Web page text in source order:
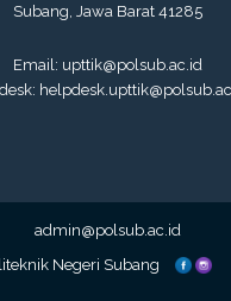
Subang, Jawa Barat 41285
Email: upttik@polsub.ac.id
admin@polsub.ac.id
Negeri Subang